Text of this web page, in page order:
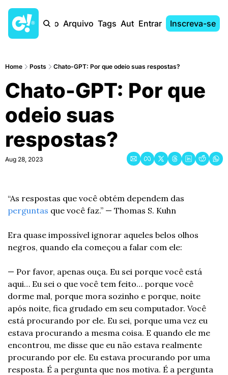
Início Arquivo Tags AutoresEntrar Inscreva-se
Home Posts Chato-GPT: Por que odeio suas respostas?
Chato-GPT: Por que
odeio suas
respostas?
Aug 28, 2023
perguntas que você faz.” — Thomas S. Kuhn
Era quase impossível ignorar aqueles belos olhos
negros, quando ela começou a falar com ele:
— Por favor, apenas ouça. Eu sei porque você está
aqui… Eu sei o que você tem feito… porque você
dorme mal, porque mora sozinho e porque, noite
após noite, fica grudado em seu computador. Você
está procurando por ele. Eu sei, porque uma vez eu
estava procurando a mesma coisa. E quando ele me
encontrou, me disse que eu não estava realmente
procurando por ele. Eu estava procurando por uma
resposta. É a pergunta que nos motiva. É a pergunta